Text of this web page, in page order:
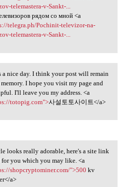
telemastera-v-Sankt-...
рядом со мной <a
telegra.ph/Pochinit-televizor-na-
telemastera-v-Sankt-...
a nice day. I
a nice day. I think your post will remain
memory. I hope you visit my page and
I'll leave you my address. <a
totopig.com">사설토토사이트</a>
looks really
looks really adorable, here's a site link
you which you may like. <a
shopcryptominer.com/">500 kv
a>